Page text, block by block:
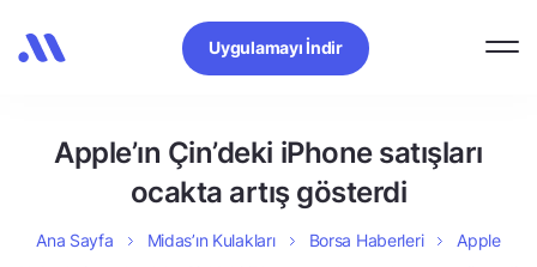
Uygulamayı İndir
Apple’ın Çin’deki iPhone satışları
ocakta artış gösterdi
Ana Sayfa Midas’ın Kulakları Borsa Haberleri
Apple